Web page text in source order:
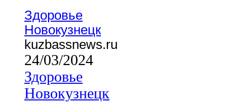
Здоровье
Новокузнецк
kuzbassnews.ru
24/03/2024
Здоровье
Новокузнецк